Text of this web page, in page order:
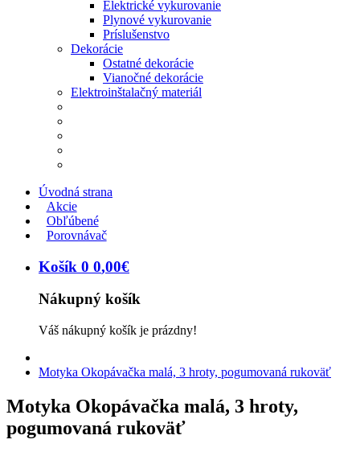
Elektrické vykurovanie
Plynové vykurovanie
Príslušenstvo
Dekorácie
Ostatné dekorácie
Vianočné dekorácie
Elektroinštalačný materiál
Úvodná strana
Akcie
Obľúbené
Porovnávač
Košík 0 0,00€
Nákupný košík
Váš nákupný košík je prázdny!
Motyka Okopávačka malá, 3 hroty, pogumovaná rukoväť
Motyka Okopávačka malá, 3 hroty,
pogumovaná rukoväť